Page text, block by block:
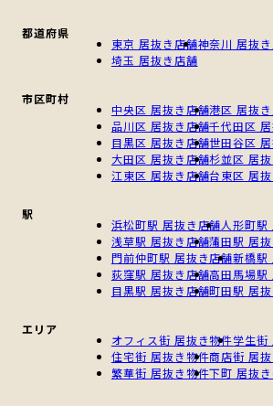
都道府県
東京 居抜き店舗神奈川 居抜
埼玉 居抜き店舗
市区町村
中央区 居抜き店舗港区 居抜
品川区 居抜き店舗千代田区
目黒区 居抜き店舗世田谷区
大田区 居抜き店舗杉並区 居
江東区 居抜き店舗台東区 居
駅
浜松町駅 居抜き店舗人形町駅
浅草駅 居抜き店舗蒲田駅 居
門前仲町駅 居抜き店舗新橋駅
荻窪駅 居抜き店舗高田馬場駅
目黒駅 居抜き店舗町田駅 居
エリア
オフィス街 居抜き物件学生街
住宅街 居抜き物件商店街 居
繁華街 居抜き物件下町 居抜